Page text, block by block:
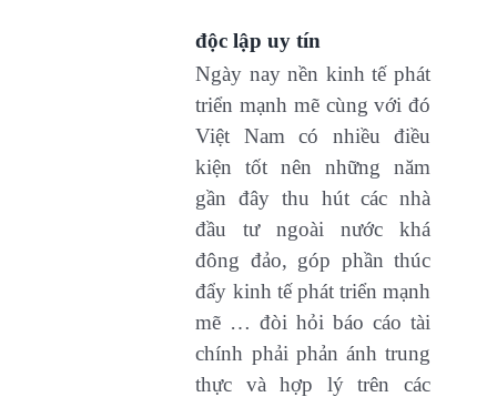
độc lập uy tín
Ngày nay nền kinh tế phát
triển mạnh mẽ cùng với đó
Việt Nam có nhiều điều
kiện tốt nên những năm
gần đây thu hút các nhà
đầu tư ngoài nước khá
đông đảo, góp phần thúc
đẩy kinh tế phát triển mạnh
mẽ … đòi hỏi báo cáo tài
chính phải phản ánh trung
thực và hợp lý trên các